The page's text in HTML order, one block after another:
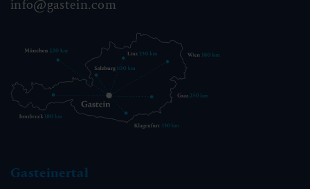
info@gastein.com
Gasteinertal